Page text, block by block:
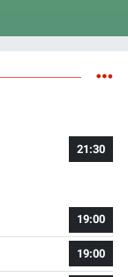
21:30
19:00
19:00